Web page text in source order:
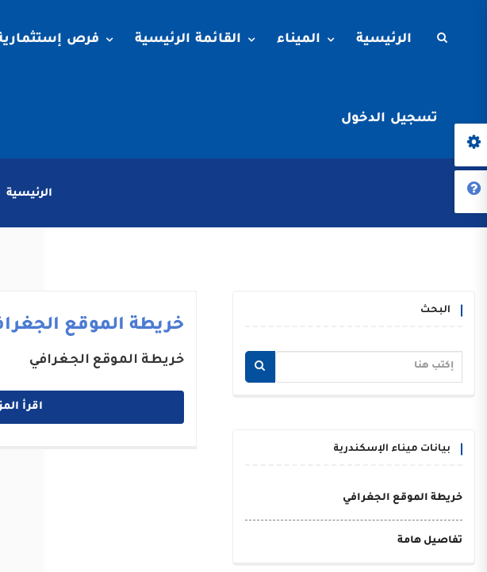
الرئيسية الميناء القائمة الرئيسية فرص
تسجيل الدخول
الرئيسية
البحث
بيانات ميناء الإسكندرية
خريطة الموقع الجغرافي
تفاصيل هامة
خريطة الموقع
خريطة الموقع الجغرافي
اقرأ